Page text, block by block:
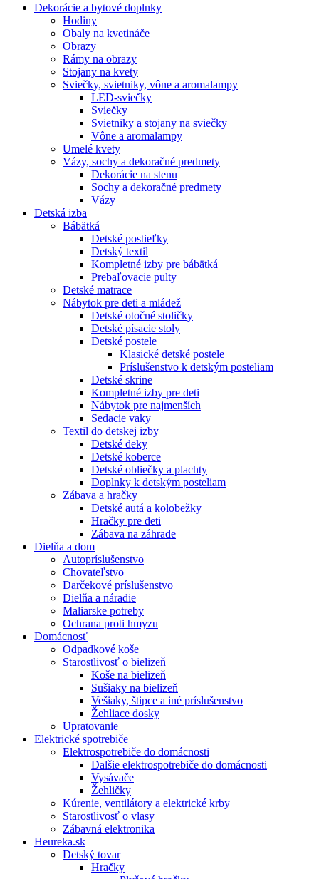
Dekorácie a bytové doplnky
Hodiny
Obaly na kvetináče
Obrazy
Rámy na obrazy
Stojany na kvety
Sviečky, svietniky, vône a aromalampy
LED-sviečky
Sviečky
Svietniky a stojany na sviečky
Vône a aromalampy
Umelé kvety
Vázy, sochy a dekoračné predmety
Dekorácie na stenu
Sochy a dekoračné predmety
Vázy
Detská izba
Bábätká
Detské postieľky
Detský textil
Kompletné izby pre bábätká
Prebaľovacie pulty
Detské matrace
Nábytok pre deti a mládež
Detské otočné stoličky
Detské písacie stoly
Detské postele
Klasické detské postele
Príslušenstvo k detským posteliam
Detské skrine
Kompletné izby pre deti
Nábytok pre najmenších
Sedacie vaky
Textil do detskej izby
Detské deky
Detské koberce
Detské obliečky a plachty
Doplnky k detským posteliam
Zábava a hračky
Detské autá a kolobežky
Hračky pre deti
Zábava na záhrade
Dielňa a dom
Autopríslušenstvo
Chovateľstvo
Darčekové príslušenstvo
Dielňa a náradie
Maliarske potreby
Ochrana proti hmyzu
Domácnosť
Odpadkové koše
Starostlivosť o bielizeň
Koše na bielizeň
Sušiaky na bielizeň
Vešiaky, štipce a iné príslušenstvo
Žehliace dosky
Upratovanie
Elektrické spotrebiče
Elektrospotrebiče do domácnosti
Dalšie elektrospotrebiče do domácnosti
Vysávače
Žehličky
Kúrenie, ventilátory a elektrické krby
Starostlivosť o vlasy
Zábavná elektronika
Heureka.sk
Detský tovar
Hračky